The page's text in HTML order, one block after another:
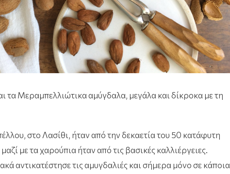
τα Μεραμπελλιώτικα αμύγδαλα, μεγάλα και δίκροκα με τη
στο Λασίθι, ήταν από την δεκαετία του 50 κατάφυτη
με τα χαρούπια ήταν από τις βασικές καλλιέργειες.
αντικατέστησε τις αμυγδαλιές και σήμερα μόνο σε κάποια